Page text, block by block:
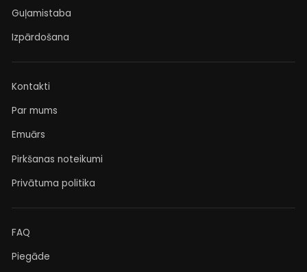
Guļamistaba
Izpārdošana
Kontakti
Par mums
Emuārs
Pirkšanas noteikumi
Privātuma politika
FAQ
Piegāde